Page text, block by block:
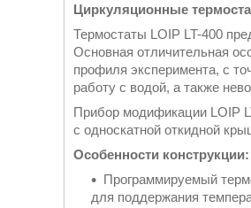
Циркуляционные
Термостаты LOIP LT-400
Основная отличительная
профиля эксперимента, с
работу с водой, а также
Прибор модификации LOIP
с односкатной откидной
Особенности конструкции:
Программируемый
для поддержания